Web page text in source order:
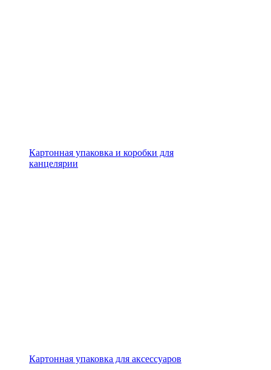
Картонная упаковка и коробки для
канцелярии
Картонная упаковка для аксессуаров